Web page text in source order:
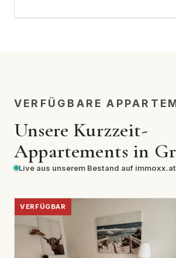
VERFÜGBARE
Unsere Kurzzeit-
Appartements in
Live aus unserem Bestand auf immoxx.at
VERFÜGBAR